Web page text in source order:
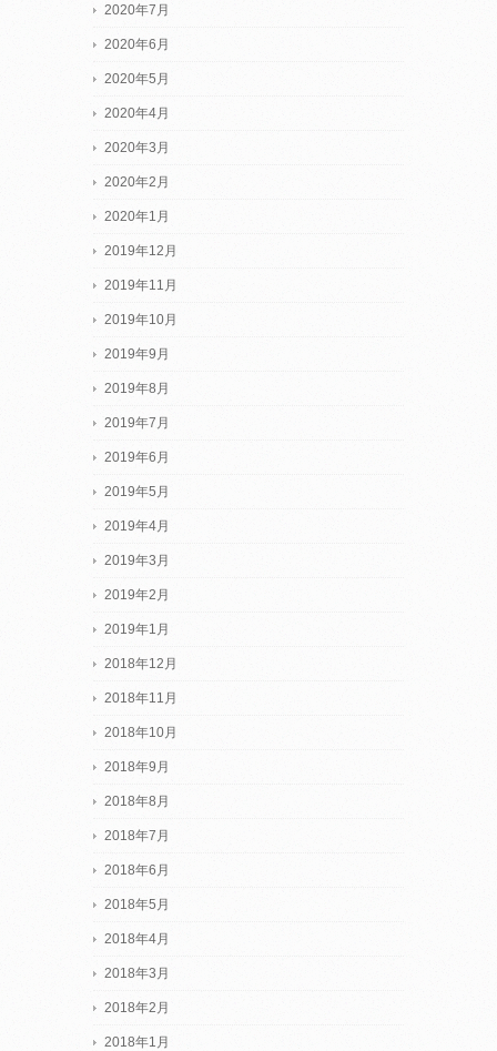
2020年7月
2020年6月
2020年5月
2020年4月
2020年3月
2020年2月
2020年1月
2019年12月
2019年11月
2019年10月
2019年9月
2019年8月
2019年7月
2019年6月
2019年5月
2019年4月
2019年3月
2019年2月
2019年1月
2018年12月
2018年11月
2018年10月
2018年9月
2018年8月
2018年7月
2018年6月
2018年5月
2018年4月
2018年3月
2018年2月
2018年1月